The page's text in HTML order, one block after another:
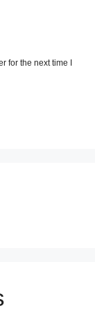
for the next time I